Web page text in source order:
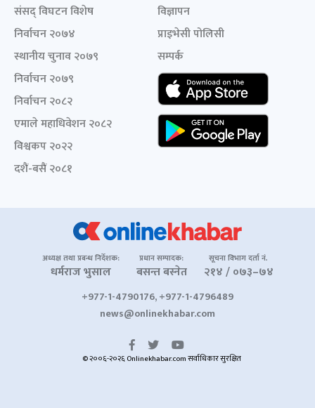
संसद् विघटन विशेष
निर्वाचन २०७४
स्थानीय चुनाव २०७९
निर्वाचन २०७९
निर्वाचन २०८२
एमाले महाधिवेशन २०८२
विश्वकप २०२२
दशैं-बसैं २०८१
विज्ञापन
प्राइभेसी पोलिसी
सम्पर्क
अध्यक्ष तथा प्रबन्ध निर्देशक:
धर्मराज भुसाल
प्रधान सम्पादक:
बसन्त बस्नेत
सूचना विभाग दर्ता नं.
२१४ / ०७३–७४
+977-1-4790176, +977-1-4796489
news@onlinekhabar.com
© २००६-२०२६ Onlinekhabar.com सर्वाधिकार सुरक्षित